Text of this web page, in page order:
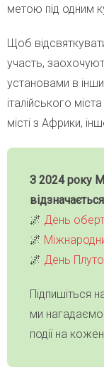
метою під одним
Щоб
участь,
установами в
італійського
місті з Африки,
З 2024 року
відзначається
🌌 День
🌌
🌌 День
Підпишіться
ми нагадаємо
події на